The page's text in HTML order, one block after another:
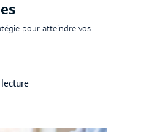
pour atteindre vos